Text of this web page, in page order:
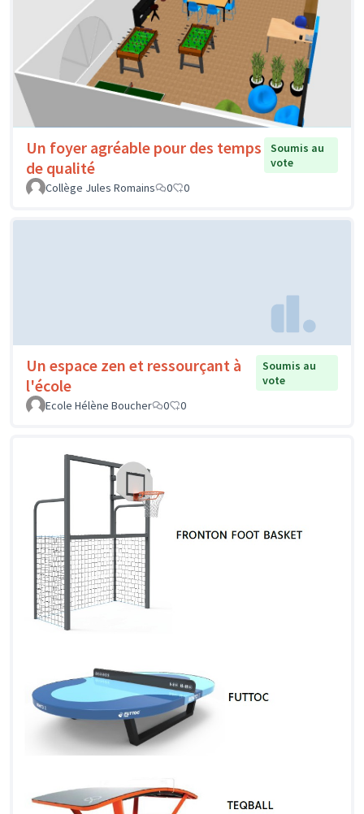
Un foyer agréable pour des temps
de qualité
Soumis au
vote
Collège Jules Romains
0 0
Un espace zen et ressourçant à
l'école
Soumis au
vote
Ecole Hélène Boucher
0 0